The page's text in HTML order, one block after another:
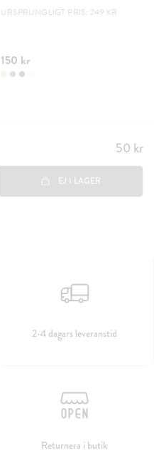
URSPRUNGLIGT PRIS: 249 KR
150 kr
Pris:
50 kr
50 kr
EJ I LAGER
2-4 dagars leveranstid
Returnera i butik